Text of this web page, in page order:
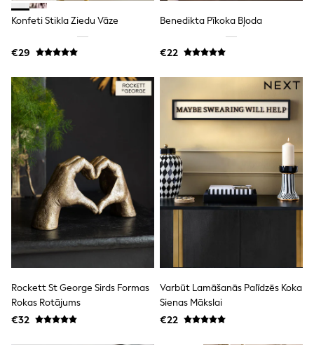
Crocs
Pour Moi
Rayban
Trousers
GIRLS
New In
New in from Next
New In
Trending: Top & Short Sets
Trending: Clogs
Toy Story
THE SET
50 - 92cm
98 - 110cm
116 - 134cm
140 - 174cm
T-Shirts
Dresses
Shorts & Skirts
Coats & Jackets
Sweatshirts & Hoodies
Konfeti Stikla Ziedu Vāze
€29
Benedikta Pīkoka Bļoda
€22
Rockett St George Sirds Formas
Rokas Rotājums
€32
Varbūt Lamāšanās Palīdzēs Koka
Sienas Mākslai
€22